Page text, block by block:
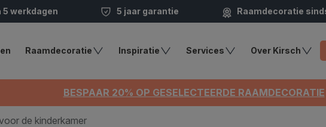
werkdagen 5 jaar garantie Raamdecoratie
Raamdecoratie Inspiratie Services Over Kirsch
BESPAAR 20% OP GESELECTEERDE RAAMDECORATIE
de kinderkamer